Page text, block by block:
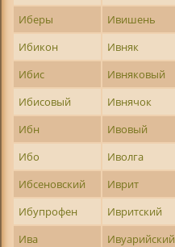
Иберы
Ивишень
Ибикон
Ивняк
Ибис
Ивняковый
Ибисовый
Ивнячок
Ибн
Ивовый
Ибо
Иволга
Ибсеновский
Иврит
Ибупрофен
Ивритский
Ива
Ивуарийский